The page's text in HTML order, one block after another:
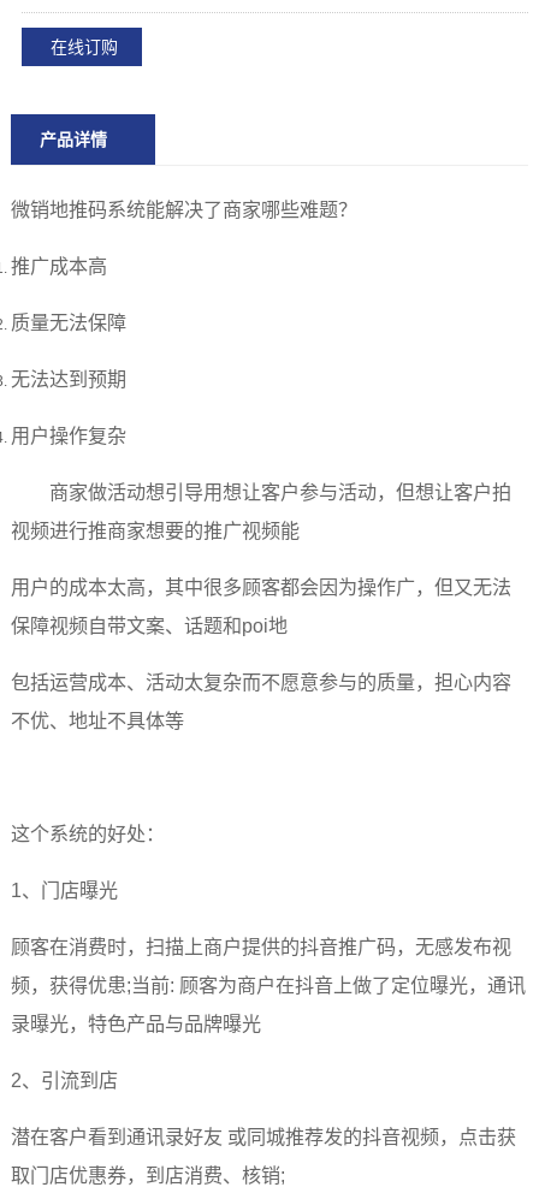
在线订购
产品详情
微销地推码系统能解决了商家哪些难题？
推广成本高
质量无法保障
无法达到预期
用户操作复杂
商家做活动想引导用想让客户参与活动，但想让客户拍
视频进行推商家想要的推广视频能
用户的成本太高，其中很多顾客都会因为操作广，但又无法
保障视频自带文案、话题和poi地
包括运营成本、活动太复杂而不愿意参与的质量，担心内容
不优、地址不具体等
这个系统的好处：
1、门店曝光
顾客在消费时，扫描上商户提供的抖音推广码，无感发布视
频，获得优患;当前: 顾客为商户在抖音上做了定位曝光，通讯
录曝光，特色产品与品牌曝光
2、引流到店
潜在客户看到通讯录好友 或同城推荐发的抖音视频，点击获
取门店优惠券，到店消费、核销;